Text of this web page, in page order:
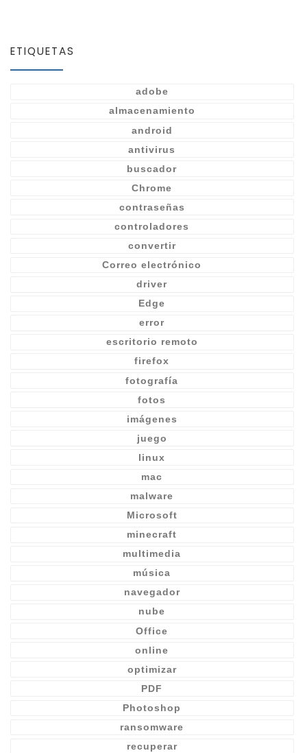
ETIQUETAS
adobe
almacenamiento
android
antivirus
buscador
Chrome
contraseñas
controladores
convertir
Correo electrónico
driver
Edge
error
escritorio remoto
firefox
fotografía
fotos
imágenes
juego
linux
mac
malware
Microsoft
minecraft
multimedia
música
navegador
nube
Office
online
optimizar
PDF
Photoshop
ransomware
recuperar